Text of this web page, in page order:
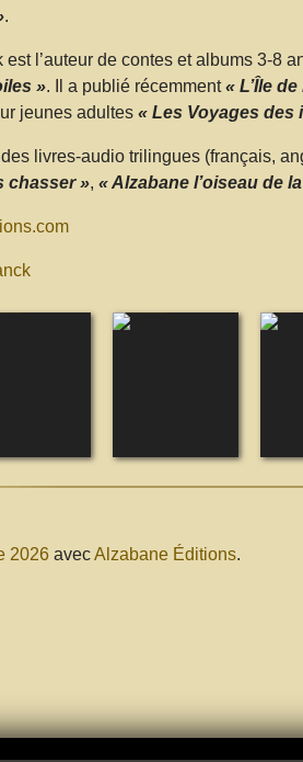
.
l’auteur de contes et albums 3-8
». Il a publié récemment« L’Île
jeunes adultes « Les Voyages des
des livres-audio trilingues (français,
chasser », « Alzabane l’oiseau de
2026avecAlzabane Éditions.